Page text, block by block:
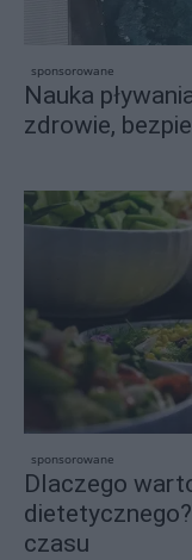
sponsorowane
Nauka
zdrowie,
sponsorowane
Dlaczego
czasu